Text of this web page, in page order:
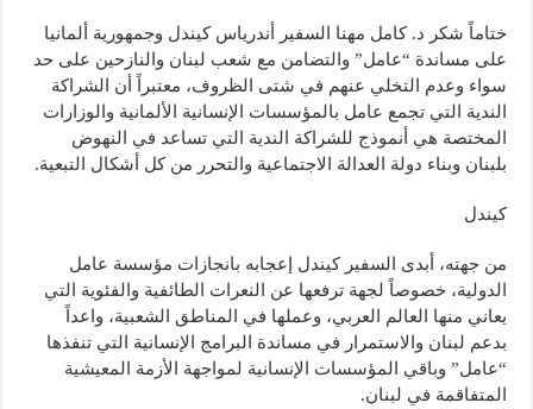
ختاماً شكر د. كامل مهنا السفير أندرياس كيندل وجمهورية ألمانيا
على مساندة “عامل” والتضامن مع شعب لبنان والنازحين على حد
سواء وعدم التخلي عنهم في شتى الظروف، معتبراً أن الشراكة
الندية التي تجمع عامل بالمؤسسات الإنسانية الألمانية والوزارات
المختصة هي أنموذج للشراكة الندية التي تساعد في النهوض
بلبنان وبناء دولة العدالة الاجتماعية والتحرر من كل أشكال التبعية.
كيندل
من جهته، أبدى السفير كيندل إعجابه بانجازات مؤسسة عامل
الدولية، خصوصاً لجهة ترفعها عن النعرات الطائفية والفئوية التي
يعاني منها العالم العربي، وعملها في المناطق الشعبية، واعداً
بدعم لبنان والاستمرار في مساندة البرامج الإنسانية التي تنفذها
“عامل” وباقي المؤسسات الإنسانية لمواجهة الأزمة المعيشية
المتفاقمة في لبنان.